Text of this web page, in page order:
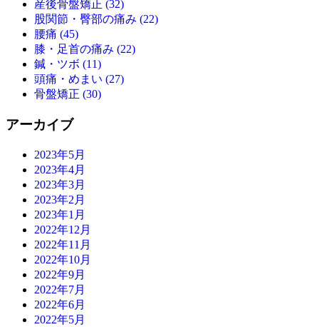
産後骨盤矯正 (32)
股関節・臀部の痛み (22)
腰痛 (45)
膝・足首の痛み (22)
鍼・ツボ (11)
頭痛・めまい (27)
骨盤矯正 (30)
アーカイブ
2023年5月
2023年4月
2023年3月
2023年2月
2023年1月
2022年12月
2022年11月
2022年10月
2022年9月
2022年7月
2022年6月
2022年5月